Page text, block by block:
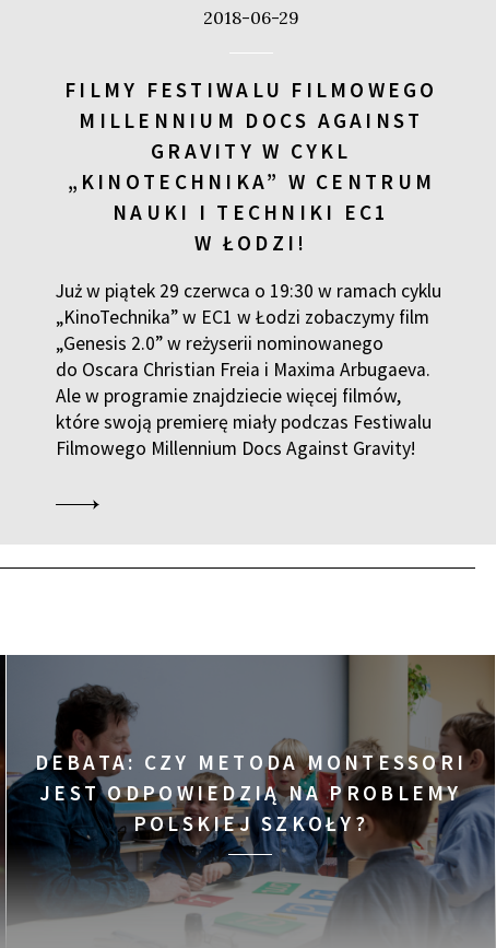
KUP BILET
KUP BILET
KUP BILET
KUP BILET
KUP BILET
2018-06-29
FILMY FESTIWALU FILMOWEGO
MILLENNIUM DOCS AGAINST
GRAVITY W CYKL
„KINOTECHNIKA” W CENTRUM
NAUKI I TECHNIKI EC1
W ŁODZI!
Już w piątek 29 czerwca o 19:30 w ramach cyklu
„KinoTechnika” w EC1 w Łodzi zobaczymy film
„Genesis 2.0” w reżyserii nominowanego
do Oscara Christian Freia i Maxima Arbugaeva.
Ale w programie znajdziecie więcej filmów,
które swoją premierę miały podczas Festiwalu
Filmowego Millennium Docs Against Gravity!
DEBATA: CZY METODA MONTESSORI
JEST ODPOWIEDZIĄ NA PROBLEMY
POLSKIEJ SZKOŁY?